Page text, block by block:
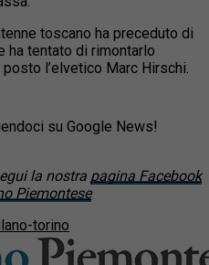
toscano ha preceduto di
ha tentato di rimontarlo
l’elvetico Marc Hirschi.
su Google News!
la nostra pagina Facebook
Piemontese
torino